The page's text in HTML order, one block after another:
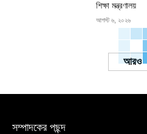
শিক্ষা মন্ত্রণালয়
আগস্ট ৬, ২০২৬
Load more
সম্পাদকের পছন্দ